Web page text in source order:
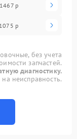
1467 р
1075 р
без учета
запчастей.
диагностику.
неисправность.